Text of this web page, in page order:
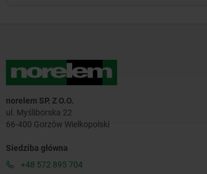
norelem SP. Z O.O.
ul. Myśliborska 22
66-400 Gorzów Wielkopolski
Siedziba główna
+48 572 895 704